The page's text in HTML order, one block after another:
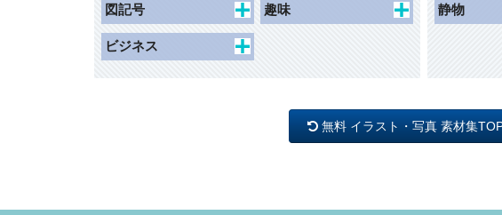
冬
記念日
草木
動物・昆虫
その他
枠（名刺）
枠（写真シール）
バック（背景）
図記号
一般施設
趣味
ビジネス
冬
ひなまつり
眺望
静物
無料 イラスト・写真 素材集